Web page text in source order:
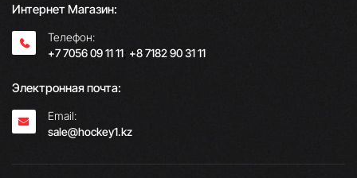
Интернет Магазин:
Телефон:
+7 7056 09 11 11; +8 7182 90 31 11
Электронная почта:
Email:
sale@hockey1.kz